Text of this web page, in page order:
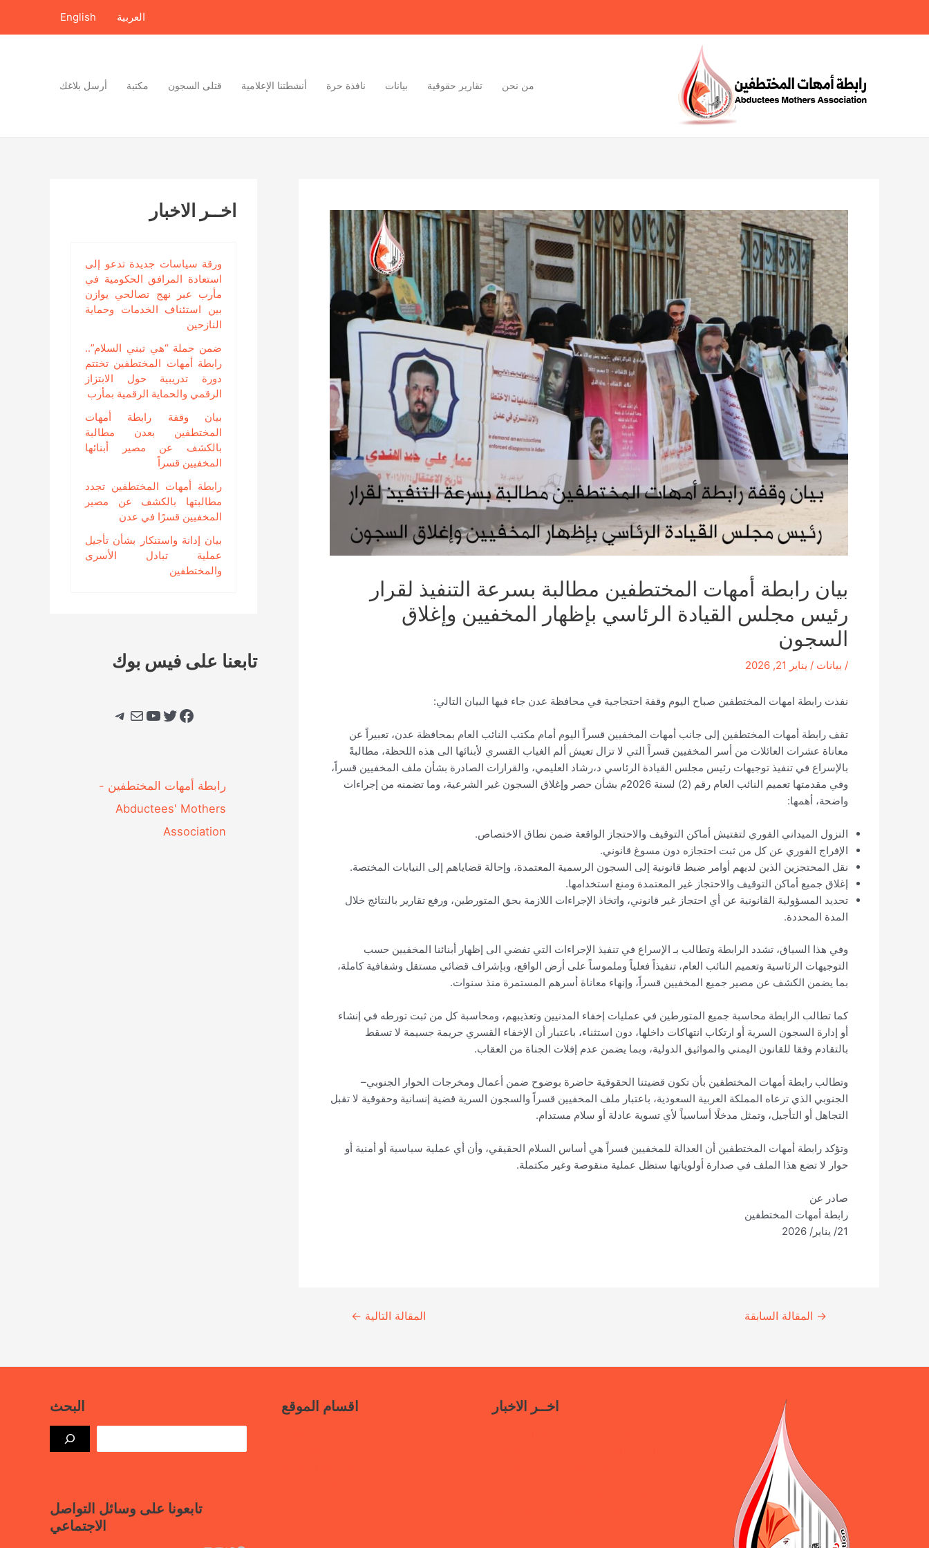
العربية English
من نحن تقارير حقوقية بيانات نافذة حرة أنشطتنا الإعلامية قتلى السجون مكتبة أرسل بلاغك
بيان رابطة أمهات المختطفين مطالبة بسرعة التنفيذ لقرار
رئيس مجلس القيادة الرئاسي بإظهار المخفيين وإغلاق
السجون
/ بيانات / يناير 21, 2026
نفذت رابطة امهات المختطفين صباح اليوم وقفة احتجاجية في محافظة عدن جاء فيها البيان التالي:
تقف رابطة أمهات المختطفين إلى جانب أمهات المخفيين قسراً اليوم أمام مكتب النائب العام بمحافظة عدن، تعبيراً عن
معاناة عشرات العائلات من أسر المخفيين قسراً التي لا تزال تعيش ألم الغياب القسري لأبنائها الى هذه اللحظة، مطالبةً
بالإسراع في تنفيذ توجيهات رئيس مجلس القيادة الرئاسي د،رشاد العليمي، والقرارات الصادرة بشأن ملف المخفيين قسراً،
وفي مقدمتها تعميم النائب العام رقم (2) لسنة 2026م بشأن حصر وإغلاق السجون غير الشرعية، وما تضمنه من إجراءات
واضحة، أهمها:
النزول الميداني الفوري لتفتيش أماكن التوقيف والاحتجاز الواقعة ضمن نطاق الاختصاص.
الإفراج الفوري عن كل من ثبت احتجازه دون مسوغ قانوني.
نقل المحتجزين الذين لديهم أوامر ضبط قانونية إلى السجون الرسمية المعتمدة، وإحالة قضاياهم إلى النيابات المختصة.
إغلاق جميع أماكن التوقيف والاحتجاز غير المعتمدة ومنع استخدامها.
تحديد المسؤولية القانونية عن أي احتجاز غير قانوني، واتخاذ الإجراءات اللازمة بحق المتورطين، ورفع تقارير بالنتائج خلال
المدة المحددة.
وفي هذا السياق، تشدد الرابطة وتطالب بـ الإسراع في تنفيذ الإجراءات التي تفضي الى إظهار أبنائنا المخفيين حسب
التوجيهات الرئاسية وتعميم النائب العام، تنفيذاً فعلياً وملموساً على أرض الواقع، وبإشراف قضائي مستقل وشفافية كاملة،
بما يضمن الكشف عن مصير جميع المخفيين قسراً، وإنهاء معاناة أسرهم المستمرة منذ سنوات.
كما تطالب الرابطة محاسبة جميع المتورطين في عمليات إخفاء المدنيين وتعذيبهم، ومحاسبة كل من ثبت تورطه في إنشاء
أو إدارة السجون السرية أو ارتكاب انتهاكات داخلها، دون استثناء، باعتبار أن الإخفاء القسري جريمة جسيمة لا تسقط
بالتقادم وفقا للقانون اليمني والمواثيق الدولية، وبما يضمن عدم إفلات الجناة من العقاب.
وتطالب رابطة أمهات المختطفين بأن تكون قضيتنا الحقوقية حاضرة بوضوح ضمن أعمال ومخرجات الحوار الجنوبي–
الجنوبي الذي ترعاه المملكة العربية السعودية، باعتبار ملف المخفيين قسراً والسجون السرية قضية إنسانية وحقوقية لا تقبل
التجاهل أو التأجيل، وتمثل مدخلًا أساسياً لأي تسوية عادلة أو سلام مستدام.
وتؤكد رابطة أمهات المختطفين أن العدالة للمخفيين قسراً هي أساس السلام الحقيقي، وأن أي عملية سياسية أو أمنية أو
حوار لا تضع هذا الملف في صدارة أولوياتها ستظل عملية منقوصة وغير مكتملة.
صادر عن
رابطة أمهات المختطفين
21/ يناير/ 2026
Continue
→ المقالة السابقة المقالة التالية ←
اخــر الاخبار
ورقة سياسات جديدة تدعو إلى
استعادة المرافق الحكومية في
مأرب عبر نهج تصالحي يوازن
بين استئناف الخدمات وحماية
النازحين
ضمن حملة “هي تبني السلام”..
رابطة أمهات المختطفين تختتم
دورة تدريبية حول الابتزاز
الرقمي والحماية الرقمية بمأرب
بيان وقفة رابطة أمهات
المختطفين بعدن مطالبة
بالكشف عن مصير أبنائها
المخفيين قسراً
رابطة أمهات المختطفين تجدد
مطالبتها بالكشف عن مصير
المخفيين قسرًا في عدن
بيان إدانة واستنكار بشأن تأجيل
عملية تبادل الأسرى
والمختطفين
تابعنا على فيس بوك
فيسبوك تويتر يوتيوببريد تيليجرام
‎رابطة أمهات المختطفين -
Abductees' Mothers
Association‎
اخــر الاخبار اقسام الموقع البحث
تابعونا على وسائل التواصل
الاجتماعي